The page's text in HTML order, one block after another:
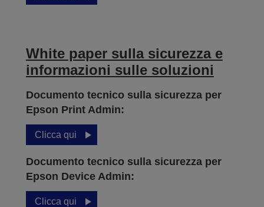
White paper sulla sicurezza e
informazioni sulle soluzioni
Documento tecnico sulla sicurezza per
Epson Print Admin:
Clicca qui
Documento tecnico sulla sicurezza per
Epson Device Admin:
Clicca qui